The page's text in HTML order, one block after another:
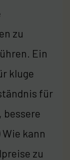
zu
Ein
kluge
für
bessere
kann
zu